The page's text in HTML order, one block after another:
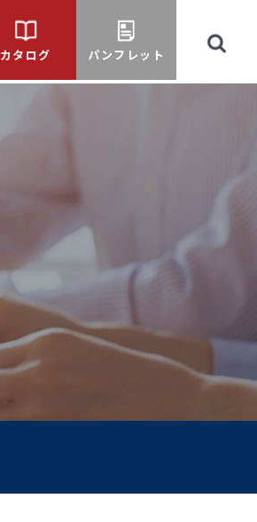
カタログ パンフレット